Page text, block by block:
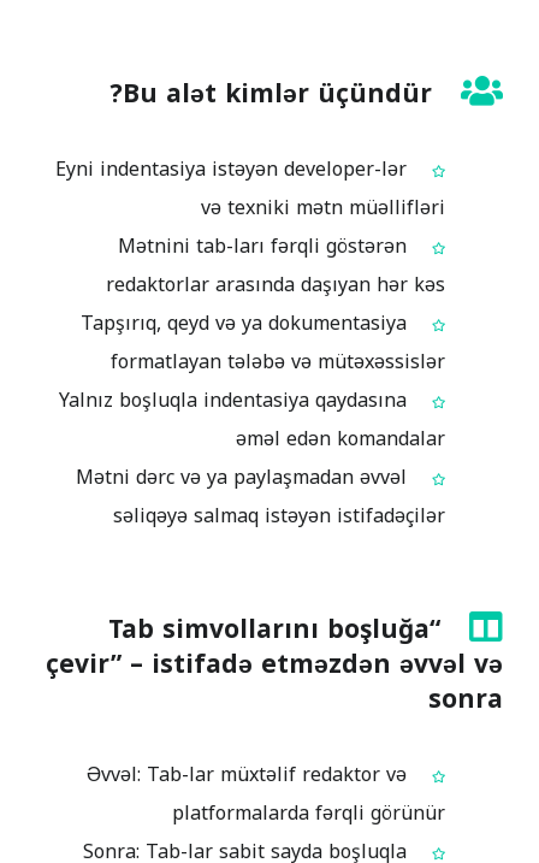
Bu alət kimlər üçündür?
Eyni indentasiya istəyən developer-lər
və texniki mətn müəllifləri
Mətnini tab-ları fərqli göstərən
redaktorlar arasında daşıyan hər kəs
Tapşırıq, qeyd və ya dokumentasiya
formatlayan tələbə və mütəxəssislər
Yalnız boşluqla indentasiya qaydasına
əməl edən komandalar
Mətni dərc və ya paylaşmadan əvvəl
səliqəyə salmaq istəyən istifadəçilər
“Tab simvollarını boşluğa
çevir” – istifadə etməzdən əvvəl və
sonra
Əvvəl: Tab-lar müxtəlif redaktor və
platformalarda fərqli görünür
Sonra: Tab-lar sabit sayda boşluqla